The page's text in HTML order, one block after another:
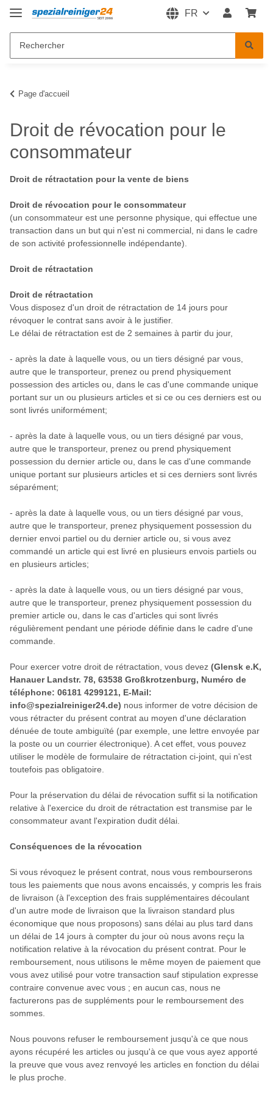
FR
Page d'accueil
Droit de révocation pour le
consommateur
Droit de rétractation pour la vente de biens
Droit de révocation pour le consommateur
(un consommateur est une personne physique, qui effectue une
transaction dans un but qui n'est ni commercial, ni dans le cadre
de son activité professionnelle indépendante).
Droit de rétractation
Droit de rétractation
Vous disposez d'un droit de rétractation de 14 jours pour
révoquer le contrat sans avoir à le justifier.
Le délai de rétractation est de 2 semaines à partir du jour,
- après la date à laquelle vous, ou un tiers désigné par vous,
autre que le transporteur, prenez ou prend physiquement
possession des articles ou, dans le cas d'une commande unique
portant sur un ou plusieurs articles et si ce ou ces derniers est ou
sont livrés uniformément;
- après la date à laquelle vous, ou un tiers désigné par vous,
autre que le transporteur, prenez ou prend physiquement
possession du dernier article ou, dans le cas d'une commande
unique portant sur plusieurs articles et si ces derniers sont livrés
séparément;
- après la date à laquelle vous, ou un tiers désigné par vous,
autre que le transporteur, prenez physiquement possession du
dernier envoi partiel ou du dernier article ou, si vous avez
commandé un article qui est livré en plusieurs envois partiels ou
en plusieurs articles;
- après la date à laquelle vous, ou un tiers désigné par vous,
autre que le transporteur, prenez physiquement possession du
premier article ou, dans le cas d'articles qui sont livrés
régulièrement pendant une période définie dans le cadre d'une
commande.
Pour exercer votre droit de rétractation, vous devez (Glensk e.K,
Hanauer Landstr. 78, 63538 Großkrotzenburg, Numéro de
téléphone: 06181 4299121, E-Mail:
info@spezialreiniger24.de) nous informer de votre décision de
vous rétracter du présent contrat au moyen d'une déclaration
dénuée de toute ambiguïté (par exemple, une lettre envoyée par
la poste ou un courrier électronique). A cet effet, vous pouvez
utiliser le modèle de formulaire de rétractation ci-joint, qui n'est
toutefois pas obligatoire.
Pour la préservation du délai de révocation suffit si la notification
relative à l'exercice du droit de rétractation est transmise par le
consommateur avant l'expiration dudit délai.
Conséquences de la révocation
Si vous révoquez le présent contrat, nous vous rembourserons
tous les paiements que nous avons encaissés, y compris les frais
de livraison (à l'exception des frais supplémentaires découlant
d'un autre mode de livraison que la livraison standard plus
économique que nous proposons) sans délai au plus tard dans
un délai de 14 jours à compter du jour où nous avons reçu la
notification relative à la révocation du présent contrat. Pour le
remboursement, nous utilisons le même moyen de paiement que
vous avez utilisé pour votre transaction sauf stipulation expresse
contraire convenue avec vous ; en aucun cas, nous ne
facturerons pas de suppléments pour le remboursement des
sommes.
Nous pouvons refuser le remboursement jusqu'à ce que nous
ayons récupéré les articles ou jusqu'à ce que vous ayez apporté
la preuve que vous avez renvoyé les articles en fonction du délai
le plus proche.